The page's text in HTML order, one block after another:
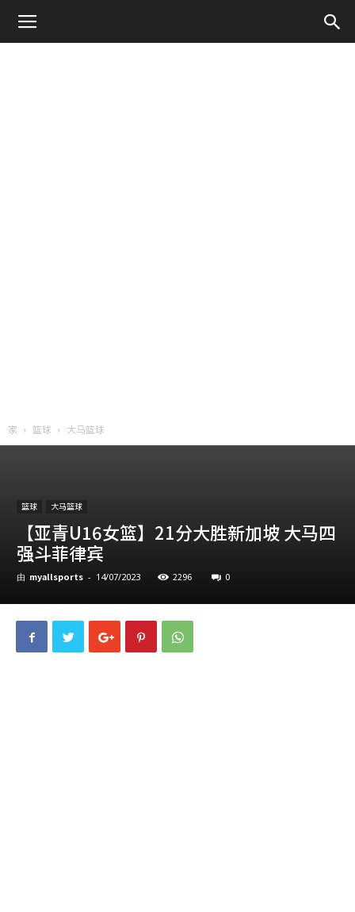
家 篮球 大马篮球
篮球 大马篮球
【亚青U16女篮】21分大胜新加坡 大马四
强斗菲律宾
由 myallsports - 14/07/2023 2296 0